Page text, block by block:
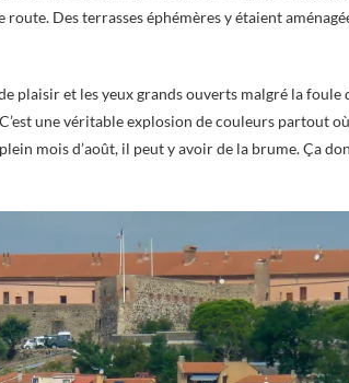
route. Des terrasses éphémères y étaient
plaisir et les yeux grands ouverts malgré la foule
une véritable explosion de couleurs partout
mois d’août, il peut y avoir de la brume. Ça